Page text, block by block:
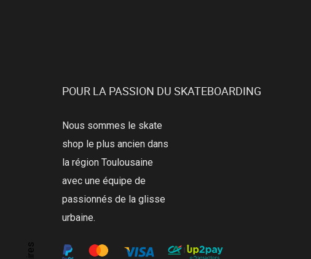
POUR LA PASSION DU SKATEBOARDING
Nous sommes le skate
shop le plus ancien dans
la région Toulousaine
avec une équipe de
passionnés de la glisse
urbaine.